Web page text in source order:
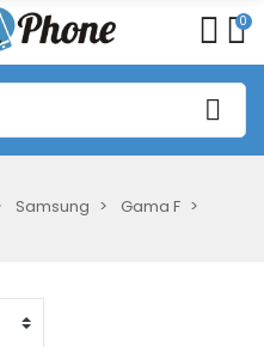
0
Samsung
Gama F